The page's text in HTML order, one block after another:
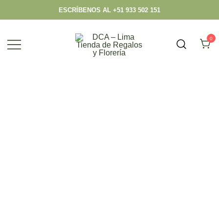
ESCRÍBENOS AL +51 933 502 151
0